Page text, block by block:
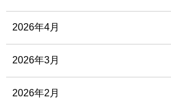
2026年4月
2026年3月
2026年2月